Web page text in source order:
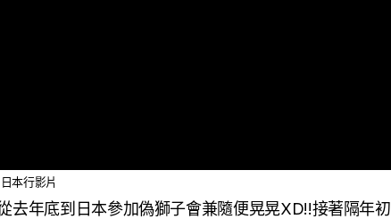
日本行影片
去年底到日本參加偽獅子會兼隨便晃晃XD!!接著隔年初